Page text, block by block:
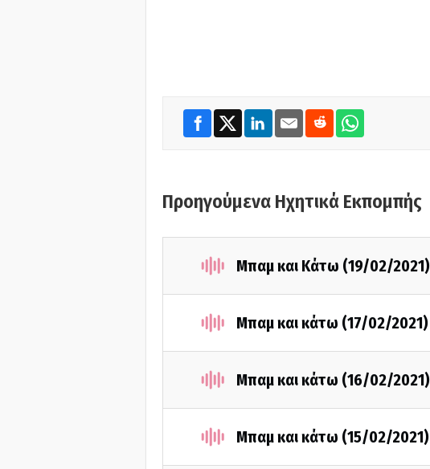
Προηγούμενα Ηχητικά Εκπομπής
Μπαμ και Κάτω (19/02/2021)
Μπαμ και κάτω (17/02/2021)
Μπαμ και κάτω (16/02/2021)
Μπαμ και κάτω (15/02/2021)